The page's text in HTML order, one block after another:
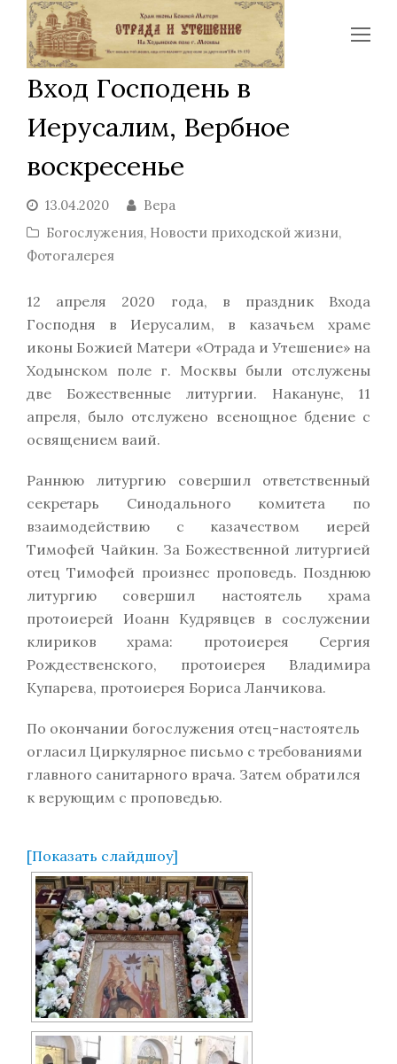
Вход Господень в
Иерусалим, Вербное
воскресенье
13.04.2020
Вера
Богослужения, Новости приходской жизни,
Фотогалерея
12 апреля 2020 года, в праздник Входа
Господня в Иерусалим, в казачьем храме
иконы Божией Матери «Отрада и Утешение» на
Ходынском поле г. Москвы были отслужены
две Божественные литургии. Накануне, 11
апреля, было отслужено всенощное бдение с
освящением ваий.
Раннюю литургию совершил ответственный
секретарь Синодального комитета по
взаимодействию с казачеством иерей
Тимофей Чайкин. За Божественной литургией
отец Тимофей произнес проповедь. Позднюю
литургию совершил настоятель храма
протоиерей Иоанн Кудрявцев в сослужении
клириков храма: протоиерея Сергия
Рождественского, протоиерея Владимира
Купарева, протоиерея Бориса Ланчикова.
По окончании богослужения отец-настоятель
огласил Циркулярное письмо с требованиями
главного санитарного врача. Затем обратился
к верующим с проповедью.
[Показать слайдшоу]